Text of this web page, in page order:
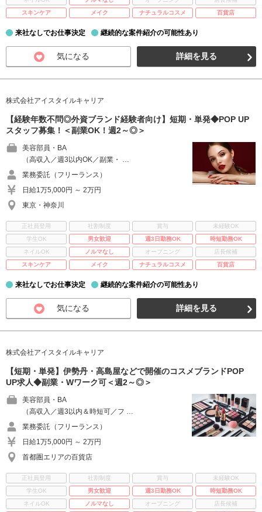
スキンケア
メイク ナチュラルコスメ 百貨店
来社なしでお仕事決定 継続的な案件紹介の可能性あり
気になる 詳細を見る
株式会社アイスタイルキャリア
【経験年数不問◎外資ブランド経験者向け】短期・単発◆POP UP
スタッフ募集！＜副業OK！週2～◎＞
美容部員・BA
（高収入／週3以内OK／副業・ …
業務委託（フリーランス）
日給1万5,000円 ～ 2万円
東京・神奈川
正社員登用 社割制度 賞与
未経験OK
学生OK
男女歓迎 週3日勤務OK
時短勤務OK
ネイルOK
ノルマなし オープニング
店長候補
スキンケア
メイク ナチュラルコスメ 百貨店
来社なしでお仕事決定 継続的な案件紹介の可能性あり
気になる 詳細を見る
株式会社アイスタイルキャリア
【短期・単発】伊勢丹・高島屋などで開催のコスメブランドPOP
UP求人◆副業・Wワーク可＜週2～◎＞
美容部員・BA
（高収入／週3以内＆時短可／フ …
業務委託（フリーランス）
日給1万5,000円 ～ 2万円
首都圏エリアの百貨店
正社員登用 社割制度 賞与
未経験OK
学生OK
男女歓迎 週3日勤務OK
時短勤務OK
ネイルOK
ノルマなし オープニング
店長候補